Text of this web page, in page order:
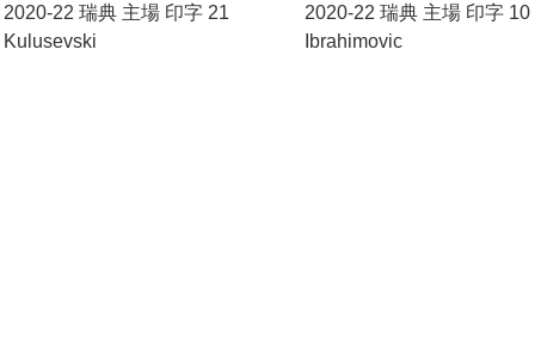
2020-22 瑞典 主場 印字 21
Kulusevski
2020-22 瑞典 主場 印字 10
Ibrahimovic